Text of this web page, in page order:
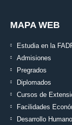
MAPA WEB
Estudia en la
Admisiones
Pregrados
Diplomados
Cursos de
Facilidades
Desarrollo Humano